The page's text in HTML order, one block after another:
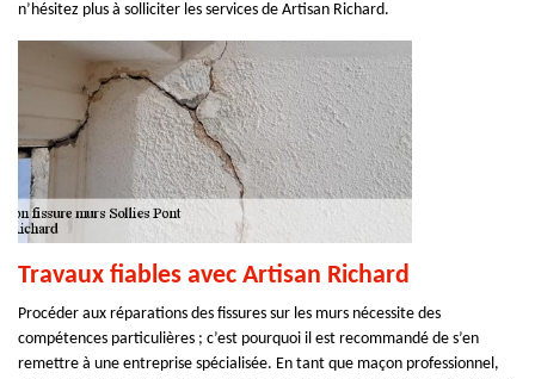
n’hésitez plus à solliciter les services de Artisan Richard.
Travaux fiables avec Artisan Richard
Procéder aux réparations des fissures sur les murs nécessite des
compétences particulières ; c’est pourquoi il est recommandé de s’en
remettre à une entreprise spécialisée. En tant que maçon professionnel,